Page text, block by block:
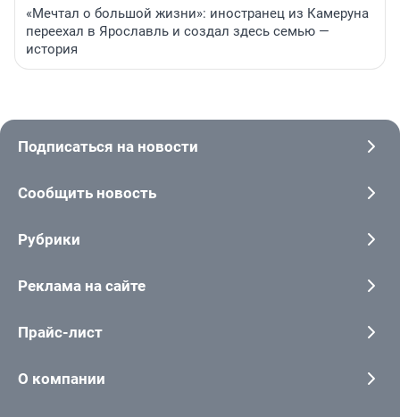
«Мечтал о большой жизни»: иностранец из Камеруна
переехал в Ярославль и создал здесь семью —
история
Подписаться на новости
Сообщить новость
Рубрики
Реклама на сайте
Прайс-лист
О компании